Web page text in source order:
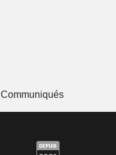
Communiqués